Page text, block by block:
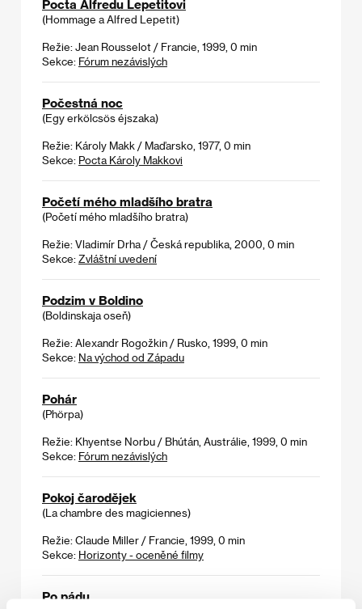
Pocta Alfredu Lepetitovi
(Hommage a Alfred Lepetit)
Režie: Jean Rousselot / Francie, 1999, 0 min
Sekce: Fórum nezávislých
Počestná noc
(Egy erkölcsös éjszaka)
Režie: Károly Makk / Maďarsko, 1977, 0 min
Sekce: Pocta Károly Makkovi
Početí mého mladšího bratra
(Početí mého mladšího bratra)
Režie: Vladimír Drha / Česká republika, 2000, 0 min
Sekce: Zvláštní uvedení
Podzim v Boldino
(Boldinskaja oseň)
Režie: Alexandr Rogožkin / Rusko, 1999, 0 min
Sekce: Na východ od Západu
Pohár
(Phörpa)
Režie: Khyentse Norbu / Bhútán, Austrálie, 1999, 0 min
Sekce: Fórum nezávislých
Pokoj čarodějek
(La chambre des magiciennes)
Režie: Claude Miller / Francie, 1999, 0 min
Sekce: Horizonty - oceněné filmy
Po pádu